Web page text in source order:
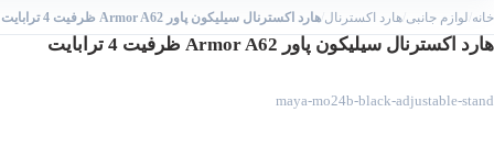
خانه لوازم جانبی هارد اکسترنال هارد اکسترنال سیلیکون پاور Armor A62 ظرفیت 4 ترابایت
هارد اکسترنال سیلیکون پاور Armor A62 ظرفیت 4 ترابایت
maya-mo24b-black-adjustable-stand